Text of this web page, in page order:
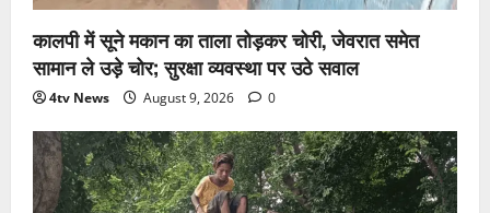
कालपी में सूने मकान का ताला तोड़कर चोरी, जेवरात समेत
सामान ले उड़े चोर; सुरक्षा व्यवस्था पर उठे सवाल
4tv News August 9, 2026 0